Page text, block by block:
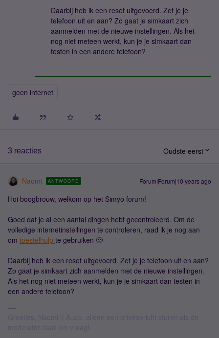
Daarbij heb ik een reset uitgevoerd. Zet je je
telefoon uit en aan? Zo gaat je simkaart zich
aanmelden met de nieuwe instellingen. Als het
nog niet meteen werkt, kun je je simkaart dan
testen in een andere telefoon?
geen internet
3 reacties Oudste eerst
Naomi ANTWOORD Forum|Forum|10 years ago
Hoi boogbrouw, welkom op het Simyo forum!
Goed dat je al een aantal dingen hebt gecontroleerd. Om de
volledige internetinstellingen te controleren, raad ik je nog aan
om toestelhulp te gebruiken 🙂
Daarbij heb ik een reset uitgevoerd. Zet je je telefoon uit en aan?
Zo gaat je simkaart zich aanmelden met de nieuwe instellingen.
Als het nog niet meteen werkt, kun je je simkaart dan testen in
een andere telefoon?